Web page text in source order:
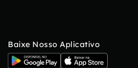
Baixe Nosso Aplicativo